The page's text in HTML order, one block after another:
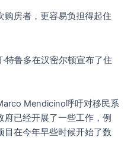
购房者，更容易负担得起住
特鲁多在汉密尔顿宣布了住
Mendicino呼吁对移民系
府已经开展了一些工作，例
目在今年早些时候开始了数